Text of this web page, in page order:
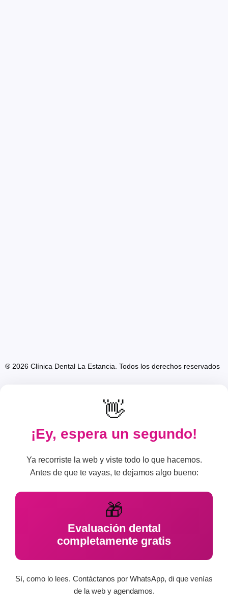
® 2026 Clínica Dental La Estancia. Todos los derechos reservados
👋
¡Ey, espera un segundo!
Ya recorriste la web y viste todo lo que hacemos.
Antes de que te vayas, te dejamos algo bueno:
🎁
Evaluación dental
completamente gratis
Sí, como lo lees. Contáctanos por WhatsApp, di que venías
de la web y agendamos.